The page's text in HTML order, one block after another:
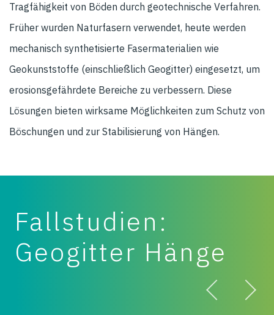
Tragfähigkeit von Böden durch geotechnische Verfahren.
Früher wurden Naturfasern verwendet, heute werden
mechanisch synthetisierte Fasermaterialien wie
Geokunststoffe (einschließlich Geogitter) eingesetzt, um
erosionsgefährdete Bereiche zu verbessern. Diese
Lösungen bieten wirksame Möglichkeiten zum Schutz von
Böschungen und zur Stabilisierung von Hängen.
Fallstudien:
Geogitter Hänge